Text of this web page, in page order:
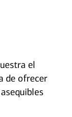
el
de ofrecer